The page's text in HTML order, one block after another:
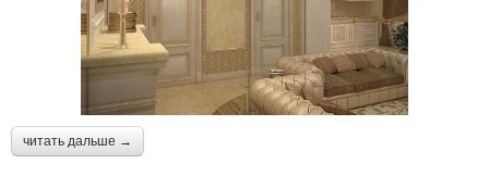
читать дальше →